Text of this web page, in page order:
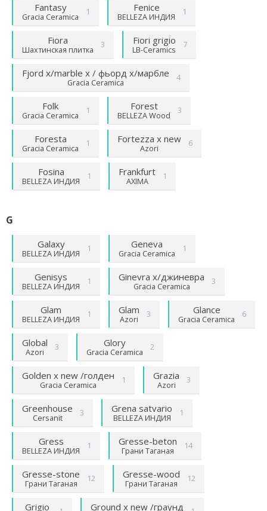
Fantasy
Gracia Ceramica
1 Fenice
BELLEZA ИНДИЯ
1
Fiora
Шахтинская плитка
3 Fiori grigio
LB-Ceramics
7
Fjord х/marble х / фьорд х/марбле
Gracia Ceramica
4
Folk
Gracia Ceramica
1 Forest
BELLEZA Wood
3
Foresta
Gracia Ceramica
1 Fortezza х new
Azori
6
Fosina
BELLEZA ИНДИЯ
1 Frankfurt
AXIMA
1
G
Galaxy
BELLEZA ИНДИЯ
1 Geneva
Gracia Ceramica
1
Genisys
BELLEZA ИНДИЯ
1 Ginevra х/джиневра
Gracia Ceramica
3
Glam
BELLEZA ИНДИЯ
1 Glam
Azori
3 Glance
Gracia Ceramica
6
Global
Azori
3 Glory
Gracia Ceramica
2
Golden х new /голден
Gracia Ceramica
1 Grazia
Azori
3
Greenhouse
Cersanit
3 Grena satvario
BELLEZA ИНДИЯ
1
Gress
BELLEZA ИНДИЯ
1 Gresse-beton
Грани Таганая
14
Gresse-stone
Грани Таганая
12 Gresse-wood
Грани Таганая
12
Grigio Ground х new /граунд